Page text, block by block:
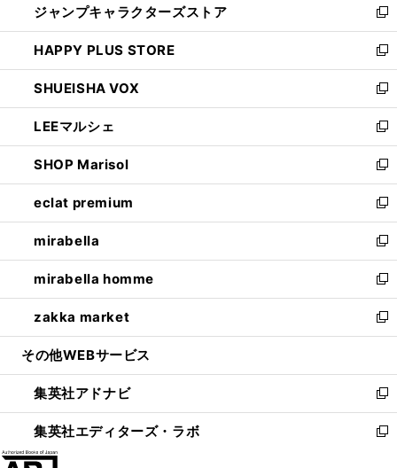
く
ィ
ン
ド
ウ
で
開
く
い
ウ
ィ
ン
ド
ウ
で
開
く
ジャンプキャラクターズストア
新
し
い
ウ
ィ
ン
ド
ウ
で
開
く
HAPPY PLUS STORE
新
し
い
ウ
ィ
ン
ド
ウ
で
開
く
SHUEISHA VOX
新
し
い
ウ
ィ
ン
ド
ウ
で
開
く
LEEマルシェ
新
し
い
ウ
ィ
ン
ド
ウ
で
開
く
SHOP Marisol
新
し
い
ウ
ィ
ン
ド
ウ
で
開
eclat premium
新
し
い
ウ
ィ
ン
ド
ウ
開
く
mirabella
新
し
い
ウ
ィ
ン
ウ
で
開
く
mirabella homme
新
し
い
ウ
ン
ド
ウ
で
zakka market
新
し
ウ
ィ
ン
ド
その他WEBサービス
集英社アドナビ
新
し
い
集英社エディターズ・ラボ
新